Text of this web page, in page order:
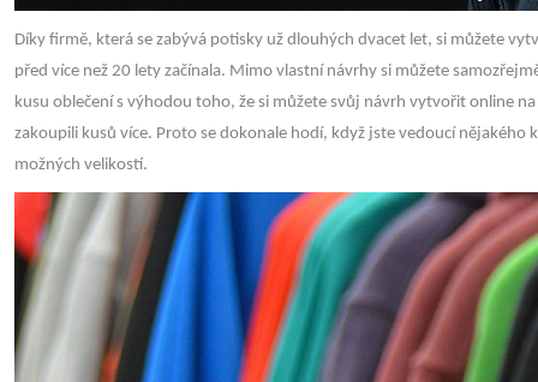
Díky firmě, která se zabývá potisky už dlouhých dvacet let, si můžete
před více než 20 lety začínala. Mimo vlastní návrhy si můžete
kusu oblečení s výhodou toho, že si můžete svůj návrh vytvořit online
zakoupili kusů více. Proto se dokonale hodí, když jste vedoucí
možných velikostí.